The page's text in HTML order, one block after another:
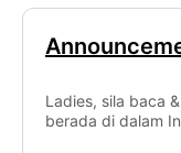
Ladies, sila baca
berada di dalam